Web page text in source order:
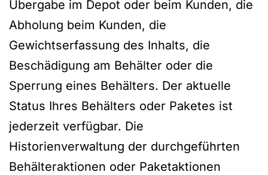
Übergabe im Depot oder beim Kunden, die
Abholung beim Kunden, die
Gewichtserfassung des Inhalts, die
Beschädigung am Behälter oder die
Sperrung eines Behälters. Der aktuelle
Status Ihres Behälters oder Paketes ist
jederzeit verfügbar. Die
Historienverwaltung der durchgeführten
Behälteraktionen oder Paketaktionen